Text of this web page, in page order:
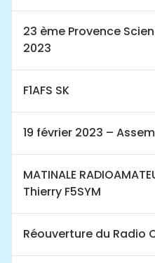
23 ème Provence
2023
F1AFS SK
19 février 2023 –
MATINALE
Thierry F5SYM
Réouverture du Radio